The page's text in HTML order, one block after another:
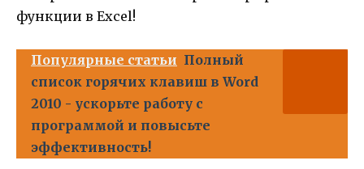
функции в Excel!
Популярные статьи Полный
список горячих клавиш в Word
2010 - ускорьте работу с
программой и повысьте
эффективность!